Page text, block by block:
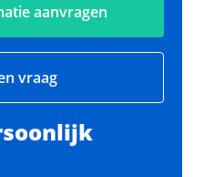
aanvragen
vraag